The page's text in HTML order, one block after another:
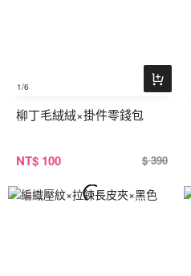
1/6
柳丁毛絨絨×掛件零錢包
NT$ 100 $ 390